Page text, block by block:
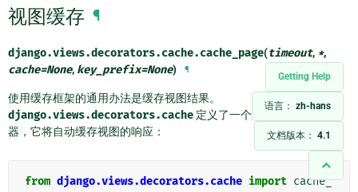
Getting Help
语言： zh-hans
文档版本： 4.1
视图缓存 ¶
django.views.decorators.cache.cache_page(timeout, *,
cache=None, key_prefix=None) ¶
使用缓存框架的通用办法是缓存视图结果。
django.views.decorators.cache 定义了一个
器，它将自动缓存视图的响应：
from django.views.decorators.cache import cache_